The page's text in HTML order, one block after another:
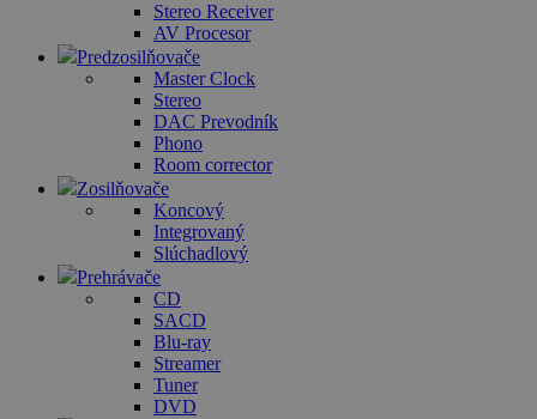
Stereo Receiver
AV Procesor
Predzosilňovače
Master Clock
Stereo
DAC Prevodník
Phono
Room corrector
Zosilňovače
Koncový
Integrovaný
Slúchadlový
Prehrávače
CD
SACD
Blu-ray
Streamer
Tuner
DVD